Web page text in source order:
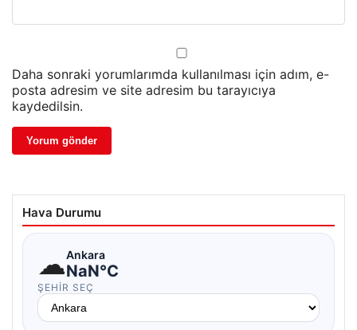
Daha sonraki yorumlarımda kullanılması için adım, e-
posta adresim ve site adresim bu tarayıcıya
kaydedilsin.
Hava Durumu
☁Ankara
NaN°C
ŞEHIR SEÇ